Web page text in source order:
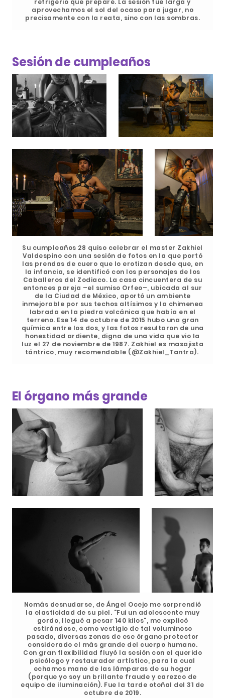
aprovechamos el sol del ocaso para jugar, no
precisamente con la reata, sino con las sombras.
Sesión de cumpleaños
Su cumpleaños 28 quiso celebrar el master Zakhiel
Valdespino con una sesión de fotos en la que portó
las prendas de cuero que lo erotizan desde que, en
la infancia, se identificó con los personajes de los
Caballeros del Zodiaco. La casa cincuentera de su
entonces pareja –el sumiso Orfeo–, ubicada al sur
de la Ciudad de México, aportó un ambiente
inmejorable por sus techos altísimos y la chimenea
labrada en la piedra volcánica que había en el
terreno. Ese 14 de octubre de 2015 hubo una gran
química entre los dos, y las fotos resultaron de una
honestidad ardiente, digna de una vida que vio la
luz el 27 de noviembre de 1987. Zakhiel es masajista
tántrico, muy recomendable (@Zakhiel_Tantra).
El órgano más grande
Nomás desnudarse, de Ángel Ocejo me sorprendió
la elasticidad de su piel. "Fui un adolescente muy
gordo, llegué a pesar 140 kilos", me explicó
estirándose, como vestigio de tal voluminoso
pasado, diversas zonas de ese órgano protector
considerado el más grande del cuerpo humano.
Con gran flexibilidad fluyó la sesión con el querido
psicólogo y restaurador artístico, para la cual
echamos mano de las lámparas de su hogar
(porque yo soy un brillante fraude y carezco de
equipo de iluminación). Fue la tarde otoñal del 31 de
octubre de 2019.